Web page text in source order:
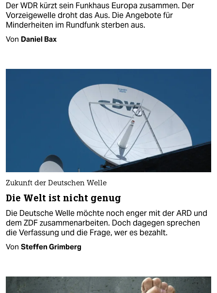
Der WDR kürzt sein Funkhaus Europa zusammen. Der
Vorzeigewelle droht das Aus. Die Angebote für
Minderheiten im Rundfunk sterben aus.
Von Daniel Bax
Zukunft der Deutschen Welle
Die Welt ist nicht genug
Die Deutsche Welle möchte noch enger mit der ARD und
dem ZDF zusammenarbeiten. Doch dagegen sprechen
die Verfassung und die Frage, wer es bezahlt.
Von Steffen Grimberg